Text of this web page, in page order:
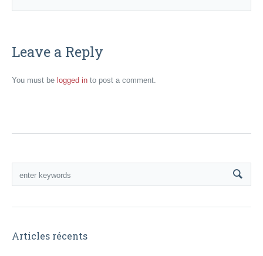
Leave a Reply
You must be logged in to post a comment.
Articles récents